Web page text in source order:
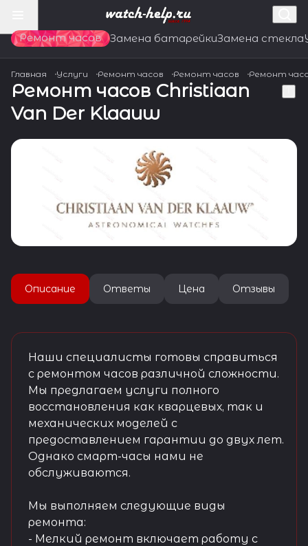
Ремонт часов Замена батарейкиЗамена стекла
Главная Услуги Ремонт часов Ремонт часов Ремонт
Ремонт часов Christiaan
Van Der Klaauw
Описание Ответы Цена Отзывы
Наши специалисты готовы справиться
с ремонтом часов различной сложности.
Мы предлагаем услуги полного
восстановления как кварцевых, так и
механических моделей с
предоставлением гарантии до двух лет.
Однако смарт-часы нами не
обслуживаются.
Мы выполняем следующие виды
ремонта:
- Мелкий ремонт включает работу с